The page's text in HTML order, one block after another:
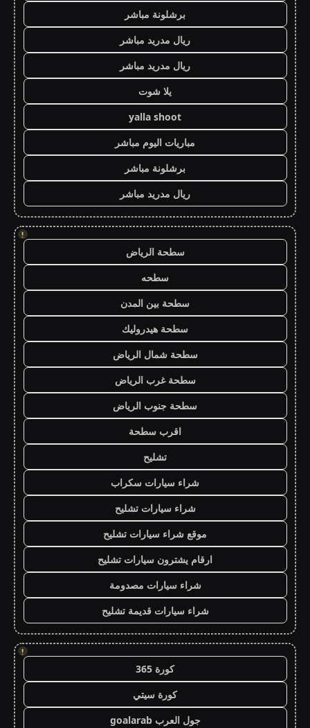
برشلونة مباشر
ريال مدريد مباشر
ريال مدريد مباشر
يلا شوت
yalla shoot
مباريات اليوم مباشر
برشلونة مباشر
ريال مدريد مباشر
!
سطحة الرياض
سطحه
سطحة بين المدن
سطحة هيدروليك
سطحة شمال الرياض
سطحة غرب الرياض
سطحة جنوب الرياض
اقرب سطحة
تشليح
شراء سيارات سكراب
شراء سيارات تشليح
موقع شراء سيارات تشليح
ارقام يشترون سيارات تشليح
شراء سيارات مصدومة
شراء سيارات قديمة تشليح
!
كورة 365
كورة سيتي
جول العرب goalarab